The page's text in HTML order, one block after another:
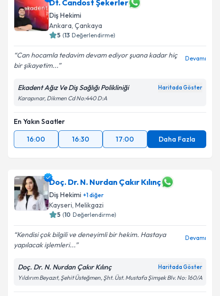
Dt. Candost Şekerler
Diş Hekimi
Ankara, Çankaya
5 (13 Değerlendirme)
Can hocamla tedavim devam ediyor şuana kadar hiç
bir şikayetim...
Devamı
Ekadent Ağız Ve Diş Sağlığı Polikliniği Haritada Göster
Karapınar, Dikmen Cd No:440 D:A
En Yakın Saatler
16:00
16:30 17:00 Daha Fazla
Doç. Dr. N. Nurdan Çakır Kılınç
Diş Hekimi +1diğer
Kayseri, Melikgazi
5 (10 Değerlendirme)
Kendisi çok bilgili ve deneyimli bir hekim. Hastaya
yapılacak işlemleri...
Devamı
Doç. Dr. N. Nurdan Çakır Kılınç Haritada Göster
Yıldırım Beyazıt, Şehit Üsteğmen, Şht. Üst. Mustafa Şimşek Blv. No: 160/A